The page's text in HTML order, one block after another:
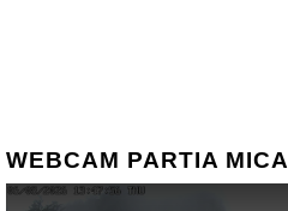
WEBCAM PARTIA MICA